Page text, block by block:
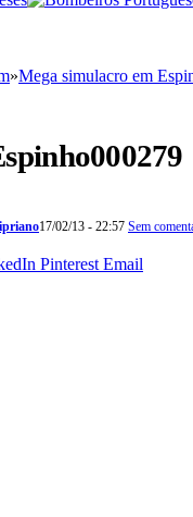
»Mega simulacro em
17/02/13 - 22:57 Sem
Pinterest Email